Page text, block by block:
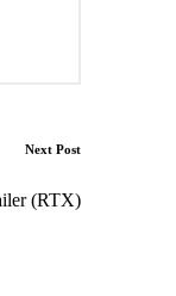
Next Post
(RTX)